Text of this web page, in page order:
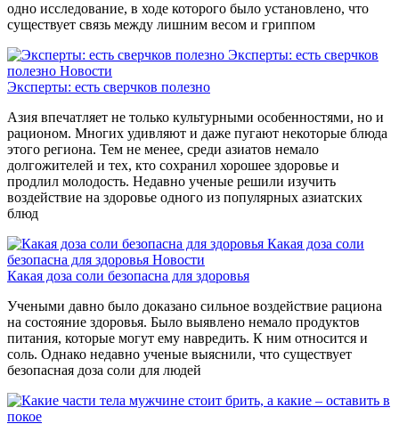
одно исследование, в ходе которого было установлено, что
существует связь между лишним весом и гриппом
Эксперты: есть сверчков
полезно Новости
Эксперты: есть сверчков полезно
Азия впечатляет не только культурными особенностями, но и
рационом. Многих удивляют и даже пугают некоторые блюда
этого региона. Тем не менее, среди азиатов немало
долгожителей и тех, кто сохранил хорошее здоровье и
продлил молодость. Недавно ученые решили изучить
воздействие на здоровье одного из популярных азиатских
блюд
Какая доза соли
безопасна для здоровья Новости
Какая доза соли безопасна для здоровья
Учеными давно было доказано сильное воздействие рациона
на состояние здоровья. Было выявлено немало продуктов
питания, которые могут ему навредить. К ним относится и
соль. Однако недавно ученые выяснили, что существует
безопасная доза соли для людей